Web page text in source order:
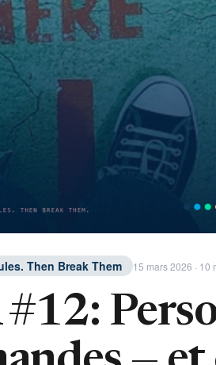
Then Break Them 15 mars 2026 · 10